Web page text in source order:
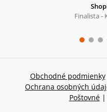
Finalista -
Obchodné podmienky
Ochrana osobných
Poštovné |